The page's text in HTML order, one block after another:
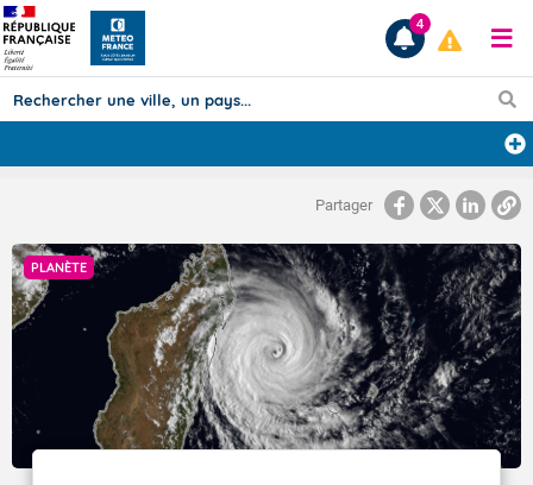
Prévisions
TOUS LES RÉSULTATS
Articles
4
Partager
PLANÈTE